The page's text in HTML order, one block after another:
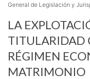
General de Legislación y
LA
TITULARIDAD
RÉGIMEN
MATRIMONIO